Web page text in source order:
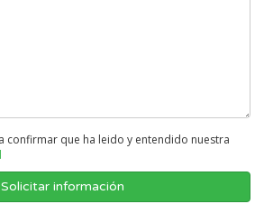
confirmar que ha leido y entendido nuestra